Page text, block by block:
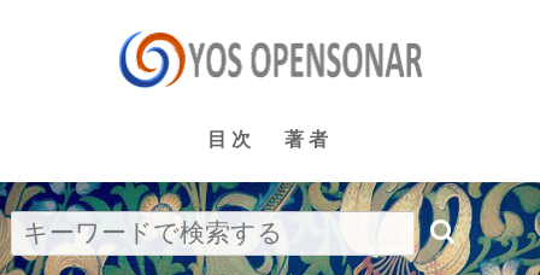
目次 著者